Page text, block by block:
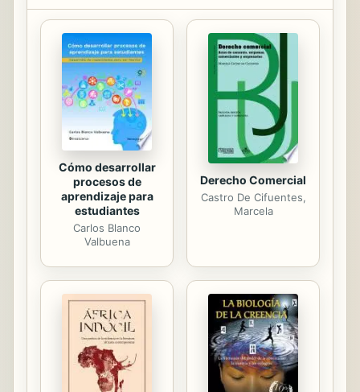
dos de sus principales protagonistas,
Simón Trinidad y el mismo Cuarenta.
A ambos los conocí antes de que
marcharan a la guerra y en el pueblo
eran conocidos por sus nombres
bautismales: Ricardo Palmera Pineda
y Rodrigo Tovar Pupo". Este es un
esfuerzo más ...
Cómo desarrollar
procesos de
aprendizaje para
estudiantes
Carlos Blanco
Valbuena
Derecho Comercial
Castro De Cifuentes,
Marcela